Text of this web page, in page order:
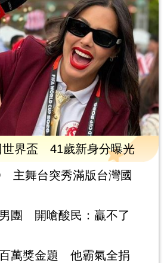
世界盃 41歲新身分曝光
主舞台突秀滿版台灣國
團 開嗆酸民：贏不了
萬獎金題 他霸氣全捐